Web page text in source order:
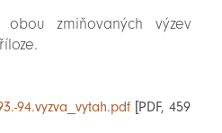
zmiňovaných výzev
94.vyzva_vytah.pdf[PDF, 459